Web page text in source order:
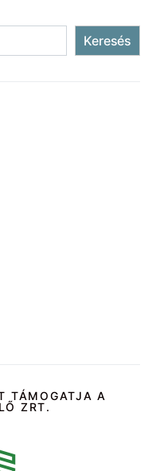
Keresés
TÁMOGATJA A
ZRT.